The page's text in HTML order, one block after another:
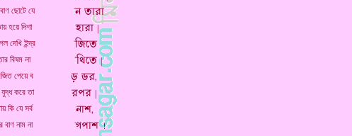
ছোটে যে
হয়ে দিশা
দেখি ইন্দ্র
বিষম লা
পেয়ে ব
যুদ্ধ করে তা
কি যে সর্ব
বাণ নাম না